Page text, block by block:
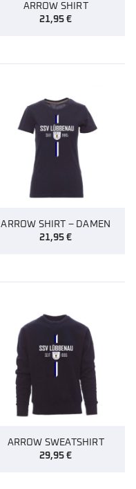
ARROW SHIRT
21,95€
ARROW SHIRT – DAMEN
21,95€
ARROW SWEATSHIRT
29,95€